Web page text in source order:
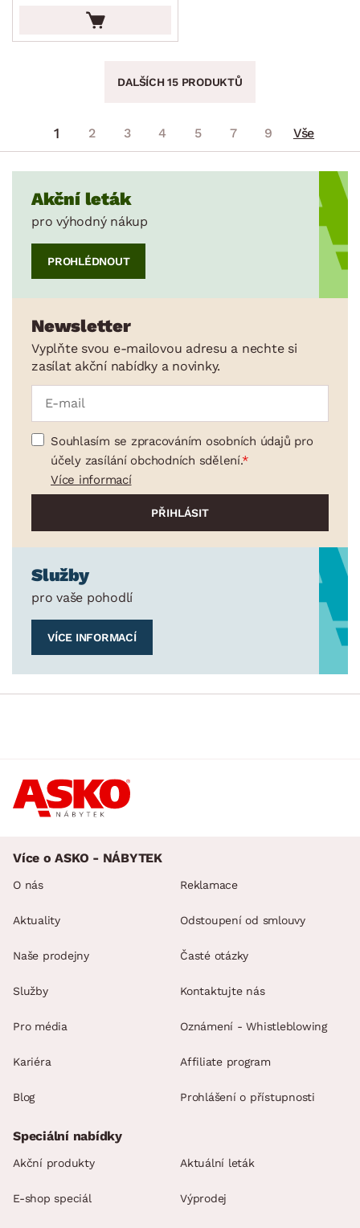
DALŠÍCH 15 PRODUKTŮ
1 2 3 4 5 7 9 Vše
Akční leták
pro výhodný nákup
PROHLÉDNOUT
Newsletter
Vyplňte svou e-mailovou adresu a nechte si
zasílat akční nabídky a novinky.
Souhlasím se zpracováním osobních údajů pro
účely zasílání obchodních sdělení.
Více informací
Služby
pro vaše pohodlí
VÍCE INFORMACÍ
Více o ASKO - NÁBYTEK
O nás
Aktuality
Naše prodejny
Služby
Pro média
Kariéra
Blog
Reklamace
Odstoupení od smlouvy
Časté otázky
Kontaktujte nás
Oznámení - Whistleblowing
Affiliate program
Prohlášení o přístupnosti
Speciální nabídky
Akční produkty Aktuální leták
E-shop speciál Výprodej